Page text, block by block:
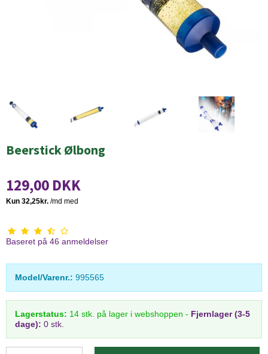
Beerstick Ølbong
129,00 DKK
Baseret på 46 anmeldelser
Model/Varenr.: 995565
Lagerstatus: 14 stk. på lager i webshoppen - Fjernlager (3-5
dage): 0 stk.